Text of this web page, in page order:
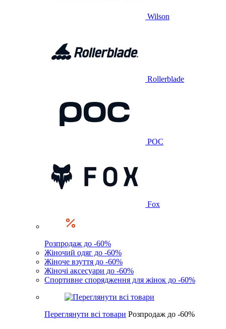
Wilson
Rollerblade
POC
Fox
Розпродаж до -60%
Жіночий одяг до -60%
Жіноче взуття до -60%
Жіночі аксесуари до -60%
Спортивне спорядження для жінок до -60%
Переглянути всі товари Розпродаж до -60%